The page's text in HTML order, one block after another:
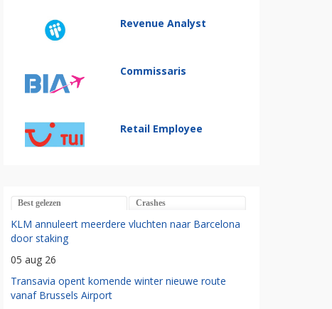
Revenue Analyst
Commissaris
Retail Employee
Best gelezen Crashes
KLM annuleert meerdere vluchten naar Barcelona
door staking
05 aug 26
Transavia opent komende winter nieuwe route
vanaf Brussels Airport